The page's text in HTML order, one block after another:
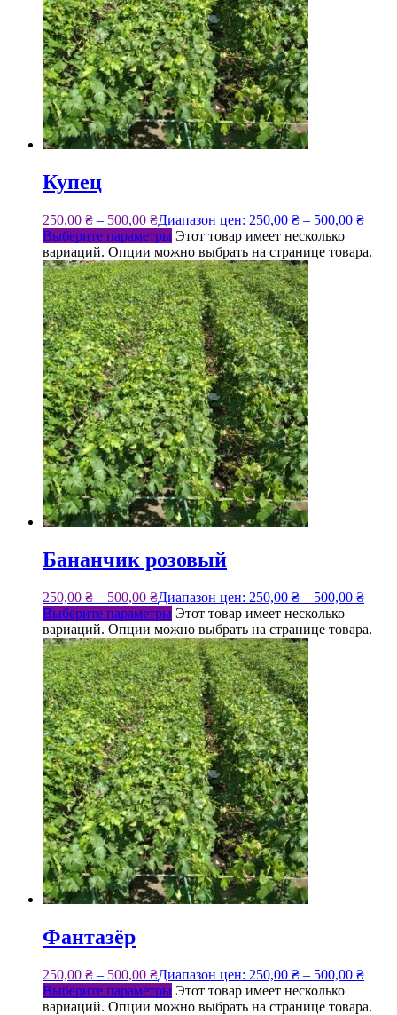
Купец
250,00 ₴ – 500,00 ₴Диапазон цен: 250,00 ₴ – 500,00 ₴
Выберите параметры Этот товар имеет несколько
вариаций. Опции можно выбрать на странице товара.
Бананчик розовый
250,00 ₴ – 500,00 ₴Диапазон цен: 250,00 ₴ – 500,00 ₴
Выберите параметры Этот товар имеет несколько
вариаций. Опции можно выбрать на странице товара.
Фантазёр
250,00 ₴ – 500,00 ₴Диапазон цен: 250,00 ₴ – 500,00 ₴
Выберите параметры Этот товар имеет несколько
вариаций. Опции можно выбрать на странице товара.